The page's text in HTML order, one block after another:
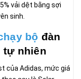
vải dệt bằng sợi
sinh.
bộ đàn
tự nhiên
của Adidas, mức giá